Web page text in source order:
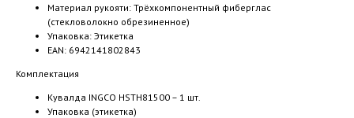
Материал рукояти: Трёхкомпонентный фиберглас
(стекловолокно обрезиненное)
Упаковка: Этикетка
EAN: 6942141802843
Комплектация
Кувалда INGCO HSTH81500 – 1 шт.
Упаковка (этикетка)